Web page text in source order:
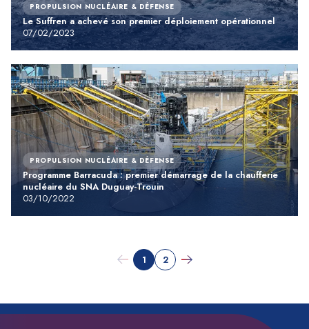
PROPULSION NUCLÉAIRE & DÉFENSE
Le Suffren a achevé son premier déploiement opérationnel
07/02/2023
PROPULSION NUCLÉAIRE & DÉFENSE
Programme Barracuda : premier démarrage de la chaufferie
nucléaire du SNA Duguay-Trouin
03/10/2022
1 2